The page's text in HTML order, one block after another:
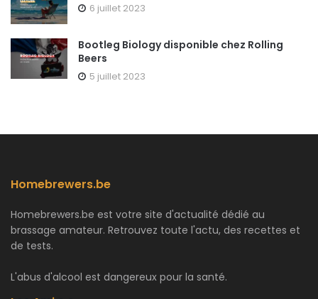
6 juillet 2023
Bootleg Biology disponible chez Rolling
Beers
5 juillet 2023
Homebrewers.be
Homebrewers.be est votre site d'actualité dédié au
brassage amateur. Retrouvez toute l'actu, des recettes et
de tests.
L'abus d'alcool est dangereux pour la santé.